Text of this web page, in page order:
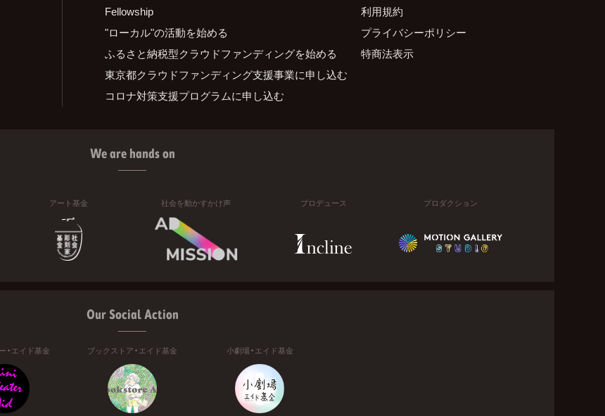
Fellowship
"ローカル"の活動を始める
ふるさと納税型クラウドファンディングを始める
東京都クラウドファンディング支援事業に申し込む
コロナ対策支援プログラムに申し込む
利用規約
プライバシーポリシー
特商法表示
We are hands on
アート基金 社会を動かすかけ声 プロデュース プロダクション
Our Social Action
・エイド基金 ブックストア・エイド基金 小劇場・エイド基金